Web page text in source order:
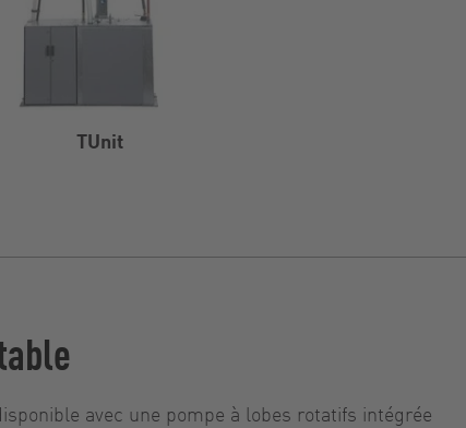
TUnit
avec une pompe à lobes rotatifs intégrée